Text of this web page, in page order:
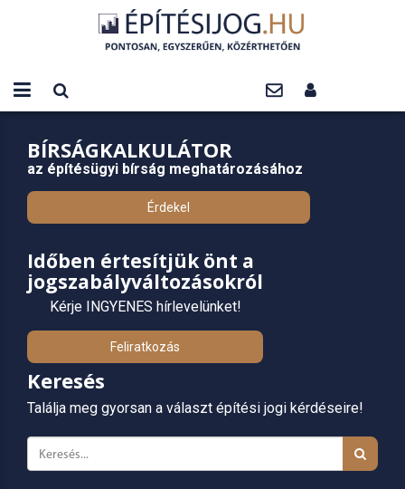
BÍRSÁGKALKULÁTOR
az építésügyi bírság meghatározásához
Érdekel
Időben értesítjük önt a
jogszabályváltozásokról
Kérje INGYENES hírlevelünket!
Feliratkozás
Keresés
Találja meg gyorsan a választ építési jogi kérdéseire!